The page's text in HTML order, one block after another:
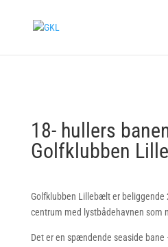
18- hullers
Golfklubben
Golfklubben Lillebælt er beliggende
centrum med lystbådehavnen som
Det er en spændende seaside